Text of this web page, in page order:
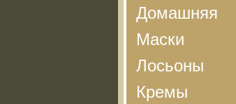
Домашняя
Маски
Лосьоны
Кремы